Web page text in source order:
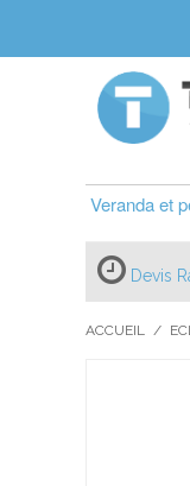
Veranda et
Devis
ACCUEIL /